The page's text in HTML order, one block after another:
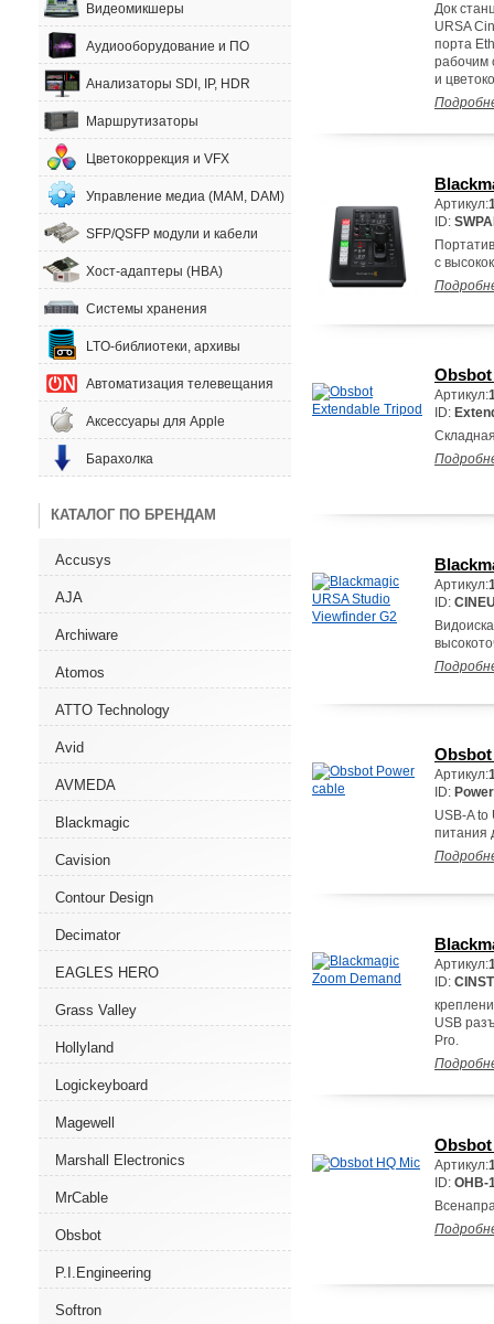
Видеомикшеры
Аудиооборудование и ПО
Анализаторы SDI, IP, HDR
Маршрутизаторы
Цветокоррекция и VFX
Управление медиа (MAM, DAM)
SFP/QSFP модули и кабели
Хост-адаптеры (HBA)
Системы хранения
LTO-библиотеки, архивы
Автоматизация телевещания
Аксессуары для Apple
Барахолка
КАТАЛОГ ПО БРЕНДАМ
Accusys
AJA
Archiware
Atomos
ATTO Technology
Avid
AVMEDA
Blackmagic
Cavision
Contour Design
Decimator
EAGLES HERO
Grass Valley
Hollyland
Logickeyboard
Magewell
Marshall Electronics
MrCable
Obsbot
P.I.Engineering
Softron
Док
URSA
порта
рабочим
и
Артикул:
ID:
с
Артикул:
ID:
Артикул:
ID:
Артикул:
ID:
USB-A to
питания
Артикул:
ID:
USB
Pro.
Артикул:
ID: OHB-